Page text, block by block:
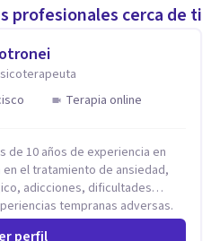
profesionales cerca de ti
Terapia online
de 10 años de experiencia en
el tratamiento de ansiedad,
adicciones, dificultades
tempranas adversas.
seguro, confidencial y
perfil